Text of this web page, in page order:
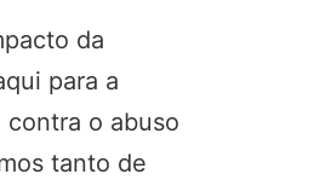
da
para a
o abuso
tanto de